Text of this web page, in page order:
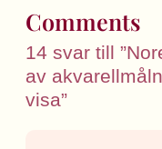
Comments
14 svar till
av
visa”